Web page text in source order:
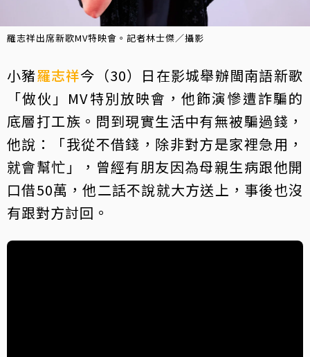
羅志祥出席新歌MV特映會。記者林士傑／攝影
小豬羅志祥今（30）日在影城舉辦閩南語新歌
「做伙」MV特別放映會，他飾演慘遭詐騙的
底層打工族。問到現實生活中有無被騙過錢，
他說：「我從不借錢，除非對方是家裡急用，
就會幫忙」，曾經有朋友因為母親生病跟他開
口借50萬，他二話不說就大方送上，事後也沒
有跟對方討回。